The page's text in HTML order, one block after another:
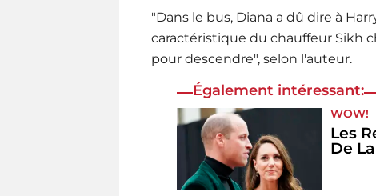
"Dans le bus, Diana a dû dire à
caractéristique du chauffeur Sikh
pour descendre", selon l'auteur.
Également intéressant:
WOW!
Les
De